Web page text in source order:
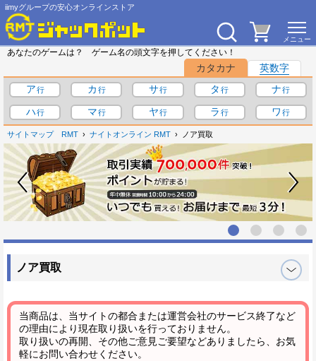
iimyグループの安心オンラインストア
あなたのゲームは？ ゲーム名の頭文字を押してください！
カタカナ
英数字
ア
カ サ タ
ナ
ハ
マ ヤ ラ ワ
サイトマップ RMT ナイトオンライン RMT ノア買取
ノア買取
当商品は、当サイトの都合または運営会社のサービス終了など
の理由により現在取り扱いを行っておりません。
取り扱いの再開、その他ご意見ご要望などありましたら、お気
軽にお問い合わせください。